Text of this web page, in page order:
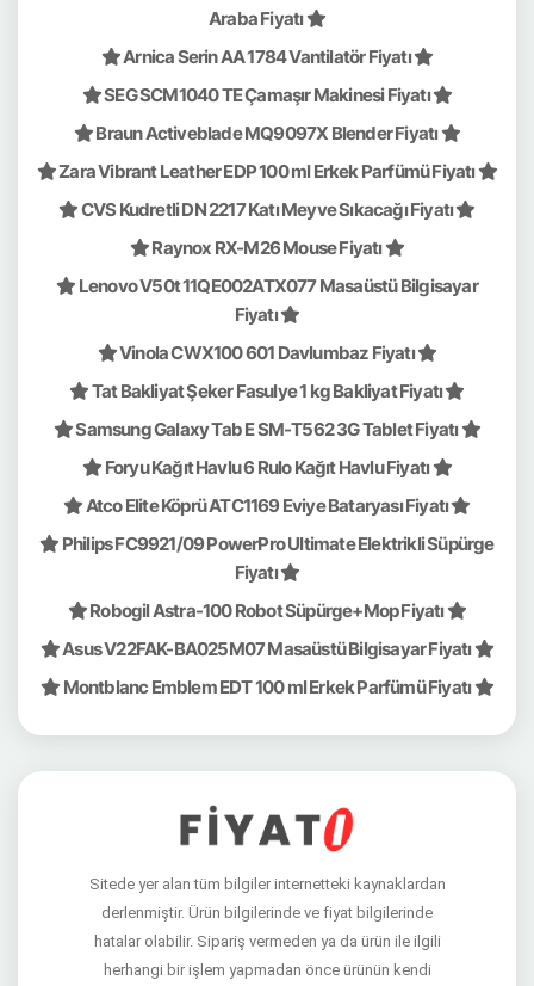
Araba Fiyatı
Arnica Serin AA 1784 Vantilatör Fiyatı
SEG SCM1040 TE Çamaşır Makinesi Fiyatı
Braun Activeblade MQ9097X Blender Fiyatı
Zara Vibrant Leather EDP 100 ml Erkek Parfümü Fiyatı
CVS Kudretli DN 2217 Katı Meyve Sıkacağı Fiyatı
Raynox RX-M26 Mouse Fiyatı
Lenovo V50t 11QE002ATX077 Masaüstü Bilgisayar
Fiyatı
Vinola CWX100 601 Davlumbaz Fiyatı
Tat Bakliyat Şeker Fasulye 1 kg Bakliyat Fiyatı
Samsung Galaxy Tab E SM-T562 3G Tablet Fiyatı
Foryu Kağıt Havlu 6 Rulo Kağıt Havlu Fiyatı
Atco Elite Köprü ATC1169 Eviye Bataryası Fiyatı
Philips FC9921/09 PowerPro Ultimate Elektrikli Süpürge
Fiyatı
Robogil Astra-100 Robot Süpürge+Mop Fiyatı
Asus V22FAK-BA025M07 Masaüstü Bilgisayar Fiyatı
Montblanc Emblem EDT 100 ml Erkek Parfümü Fiyatı
Sitede yer alan tüm bilgiler internetteki kaynaklardan
derlenmiştir. Ürün bilgilerinde ve fiyat bilgilerinde
hatalar olabilir. Sipariş vermeden ya da ürün ile ilgili
herhangi bir işlem yapmadan önce ürünün kendi